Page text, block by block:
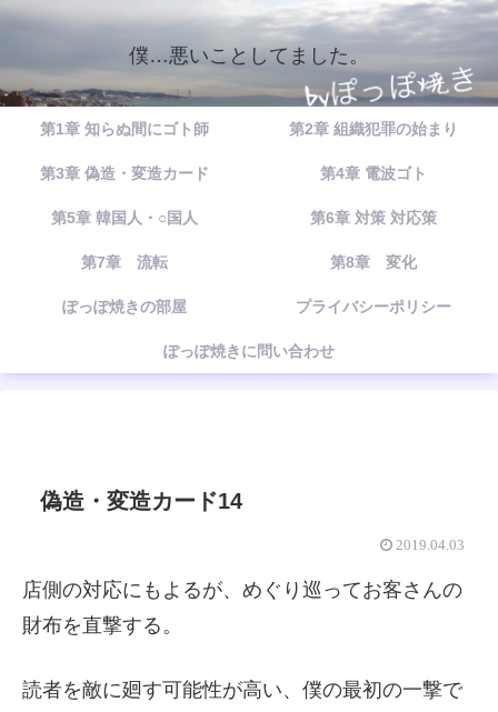
僕…悪いことしてました。
第1章 知らぬ間にゴト師 第2章 組織犯罪の始まり
第3章 偽造・変造カード 第4章 電波ゴト
第5章 韓国人・○国人 第6章 対策 対応策
第7章 流転 第8章 変化
ぽっぽ焼きの部屋 プライバシーポリシー
ぽっぽ焼きに問い合わせ
偽造・変造カード14
2019.04.03
店側の対応にもよるが、めぐり巡ってお客さんの
財布を直撃する。
読者を敵に廻す可能性が高い、僕の最初の一撃で